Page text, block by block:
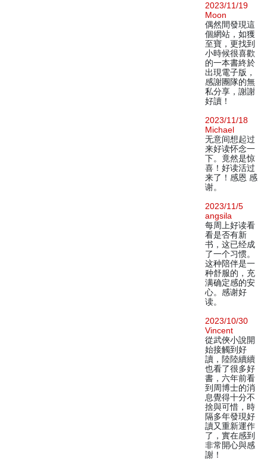
2023/11/19
Moon
偶然間發現這
個網站，如獲
至寶，更找到
小時候很喜歡
的一本書終於
出現電子版，
感謝團隊的無
私分享，謝謝
好讀！
2023/11/18
Michael
无意间想起过
来好读怀念一
下。竟然是惊
喜！好读活过
来了！感恩 感
谢。
2023/11/5
angsila
每周上好读看
看是否有新
书，这已经成
了一个习惯。
这种陪伴是一
种舒服的，充
满确定感的安
心。感谢好
读。
2023/10/30
Vincent
從武俠小說開
始接觸到好
讀，陸陸續續
也看了很多好
書，六年前看
到周博士的消
息覺得十分不
捨與可惜，時
隔多年發現好
讀又重新運作
了，實在感到
非常開心與感
謝！